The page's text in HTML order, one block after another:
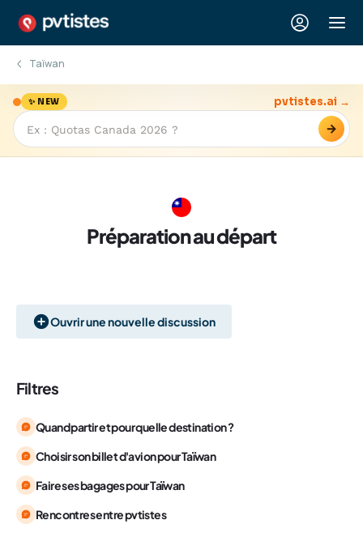
Taïwan
✨ NEW
→
pvtistes.ai →
Préparation au départ
Ouvrir une nouvelle discussion
Filtres
Quand partir et pour quelle destination ?
Choisir son billet d'avion pour Taïwan
Faire ses bagages pour Taïwan
Rencontres entre pvtistes